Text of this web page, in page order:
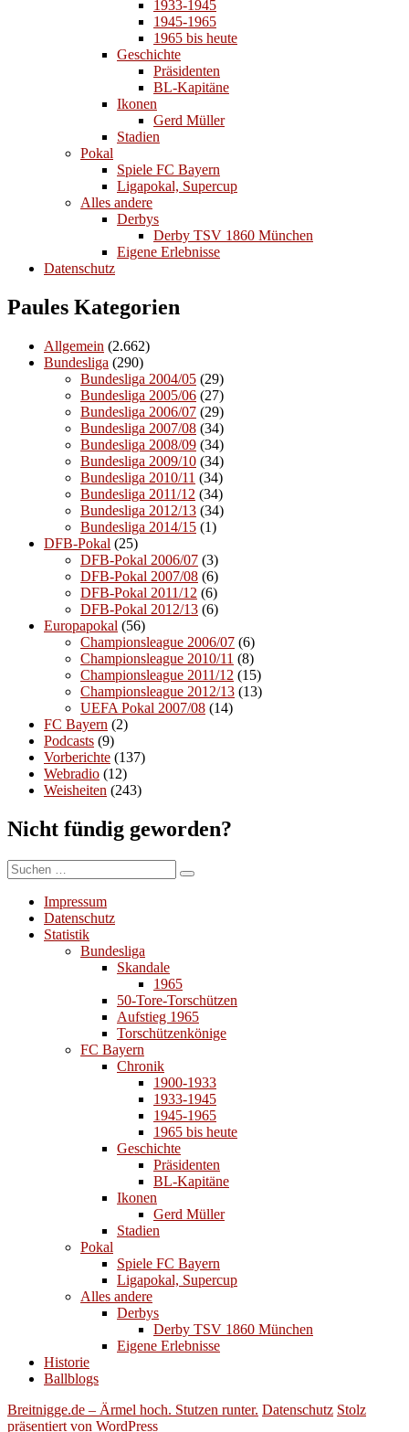
1933-1945
1945-1965
1965 bis heute
Geschichte
Präsidenten
BL-Kapitäne
Ikonen
Gerd Müller
Stadien
Pokal
Spiele FC Bayern
Ligapokal, Supercup
Alles andere
Derbys
Derby TSV 1860 München
Eigene Erlebnisse
Datenschutz
Paules Kategorien
Allgemein (2.662)
Bundesliga (290)
Bundesliga 2004/05 (29)
Bundesliga 2005/06 (27)
Bundesliga 2006/07 (29)
Bundesliga 2007/08 (34)
Bundesliga 2008/09 (34)
Bundesliga 2009/10 (34)
Bundesliga 2010/11 (34)
Bundesliga 2011/12 (34)
Bundesliga 2012/13 (34)
Bundesliga 2014/15 (1)
DFB-Pokal (25)
DFB-Pokal 2006/07 (3)
DFB-Pokal 2007/08 (6)
DFB-Pokal 2011/12 (6)
DFB-Pokal 2012/13 (6)
Europapokal (56)
Championsleague 2006/07 (6)
Championsleague 2010/11 (8)
Championsleague 2011/12 (15)
Championsleague 2012/13 (13)
UEFA Pokal 2007/08 (14)
FC Bayern (2)
Podcasts (9)
Vorberichte (137)
Webradio (12)
Weisheiten (243)
Nicht fündig geworden?
Suchen
nach:
Suchen
Impressum
Datenschutz
Statistik
Bundesliga
Skandale
1965
50-Tore-Torschützen
Aufstieg 1965
Torschützenkönige
FC Bayern
Chronik
1900-1933
1933-1945
1945-1965
1965 bis heute
Geschichte
Präsidenten
BL-Kapitäne
Ikonen
Gerd Müller
Stadien
Pokal
Spiele FC Bayern
Ligapokal, Supercup
Alles andere
Derbys
Derby TSV 1860 München
Eigene Erlebnisse
Historie
Ballblogs
Breitnigge.de – Ärmel hoch. Stutzen runter. Datenschutz Stolz
präsentiert von WordPress